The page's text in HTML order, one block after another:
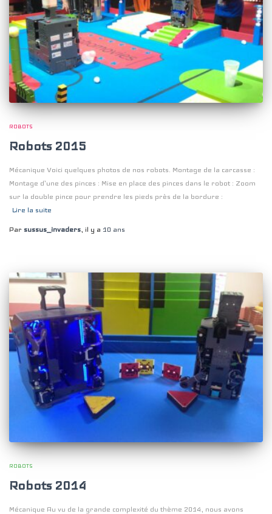
ROBOTS
Robots 2015
Mécanique Voici quelques photos de nos robots. Montage de la carcasse :
Montage d’une des pinces : Mise en place des pinces dans le robot : Zoom
sur la double pince pour prendre les pieds près de la bordure :
Lire la suite
Par sussus_invaders, il y a 10 ans
ROBOTS
Robots 2014
Mécanique Au vu de la grande complexité du thème 2014, nous avons